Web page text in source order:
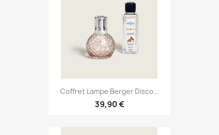
Coffret Lampe Berger Disco...
39,90 €